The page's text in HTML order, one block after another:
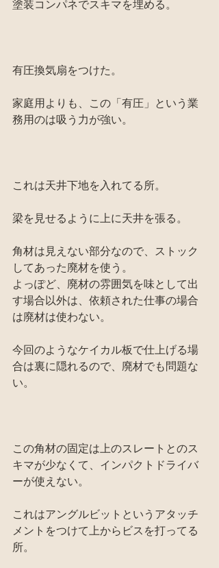
塗装コンパネでスキマを埋める。
有圧換気扇をつけた。
家庭用よりも、この「有圧」という業
務用のは吸う力が強い。
これは天井下地を入れてる所。
梁を見せるように上に天井を張る。
角材は見えない部分なので、ストック
してあった廃材を使う。
よっぽど、廃材の雰囲気を味として出
す場合以外は、依頼された仕事の場合
は廃材は使わない。
今回のようなケイカル板で仕上げる場
合は裏に隠れるので、廃材でも問題な
い。
この角材の固定は上のスレートとのス
キマが少なくて、インパクトドライバ
ーが使えない。
これはアングルビットというアタッチ
メントをつけて上からビスを打ってる
所。